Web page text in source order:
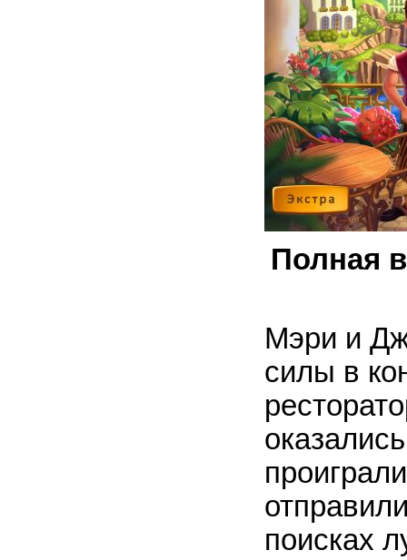
Полная
Мэри и
силы в
поисках